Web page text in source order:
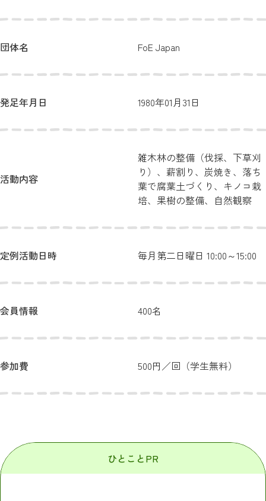
団体名 FoE Japan
発足年月日 1980年01月31日
活動内容
雑木林の整備（伐採、下草刈
り）、薪割り、炭焼き、落ち
葉で腐葉土づくり、キノコ栽
培、果樹の整備、自然観察
定例活動日時 毎月第二日曜日 10:00～15:00
会員情報 400名
参加費 500円／回（学生無料）
ひとことPR